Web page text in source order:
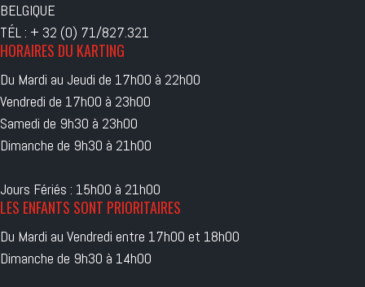
BELGIQUE
TÉL : + 32 (0) 71/827.321
HORAIRES DU KARTING
Du Mardi au Jeudi de 17h00 à 22h00
Vendredi de 17h00 à 23h00
Samedi de 9h30 à 23h00
Dimanche de 9h30 à 21h00
Jours Fériés : 15h00 à 21h00
LES ENFANTS SONT PRIORITAIRES
Du Mardi au Vendredi entre 17h00 et 18h00
Dimanche de 9h30 à 14h00